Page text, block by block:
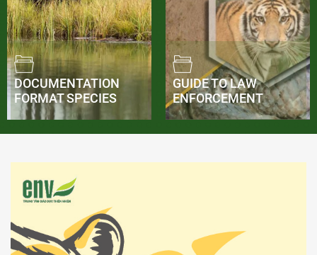
DOCUMENTATION
FORMAT SPECIES
GUIDE TO LAW
ENFORCEMENT